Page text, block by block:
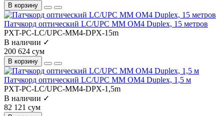
В корзину
Патчкорд оптический LC/UPC MM OM4 Duplex, 15 метров
PXT-PC-LC/UPC-MM4-DPX-15m
В наличии ✓
200 624 сум
В корзину
Патчкорд оптический LC/UPC MM OM4 Duplex, 1,5 м
PXT-PC-LC/UPC-MM4-DPX-1,5m
В наличии ✓
82 121 сум